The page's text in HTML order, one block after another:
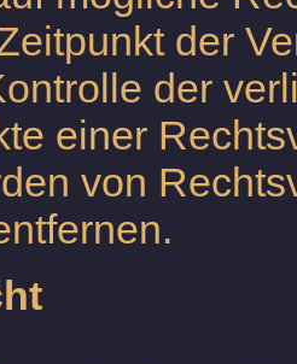
der
der
einer
von